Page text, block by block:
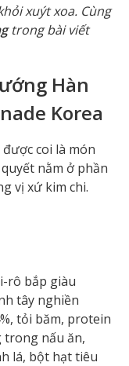
xuýt xoa. Cùng
trong bài viết
Hàn
Korea
coi là món
nằm ở phần
vị xứ kim chi.
rô bắp giàu
tây nghiền
tỏi băm, protein
nấu ăn,
lá, bột hạt tiêu